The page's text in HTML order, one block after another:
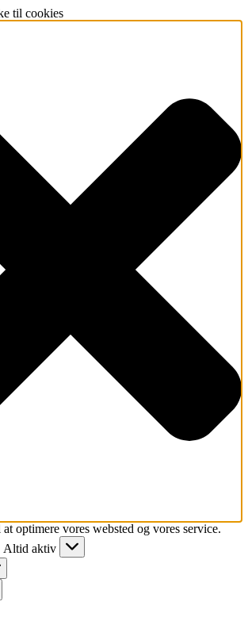
til cookies
optimere vores websted og vores service.
Funktionsdygtig
Altid aktiv